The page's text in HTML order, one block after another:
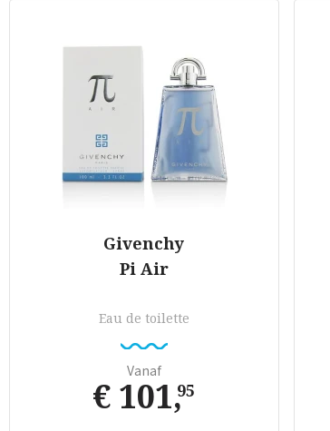
Givenchy
Pi Air
Eau de toilette
Vanaf
€ 101,95